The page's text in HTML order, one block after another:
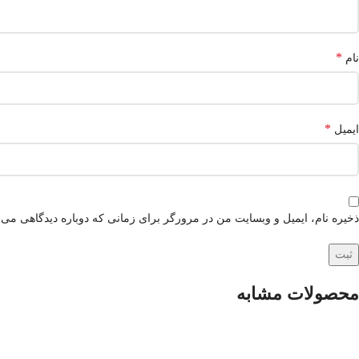
نام *
ایمیل *
ذخیره نام، ایمیل و وبسایت من در مرورگر برای زمانی که دوباره دیدگاهی
محصولات مشابه